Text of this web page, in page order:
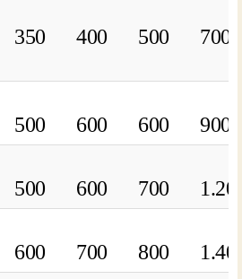
350 400 500 700
500 600 600
900
500 600 700
600 700 800